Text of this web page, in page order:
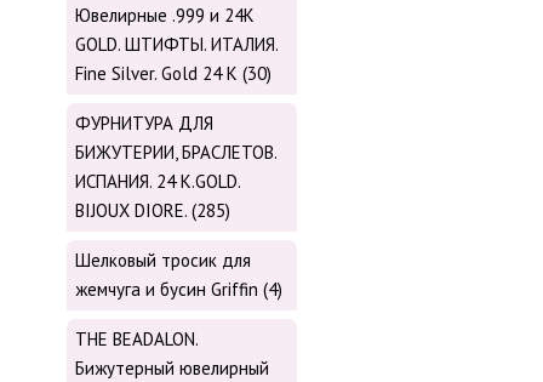
Ювелирные .999 и 24К
GOLD. ШТИФТЫ. ИТАЛИЯ.
Fine Silver. Gold 24 K (30)
ФУРНИТУРА ДЛЯ
БИЖУТЕРИИ, БРАСЛЕТОВ.
ИСПАНИЯ. 24 K.GOLD.
BIJOUX DIORE. (285)
Шелковый тросик для
жемчуга и бусин Griffin (4)
THE BEADALON.
Бижутерный ювелирный